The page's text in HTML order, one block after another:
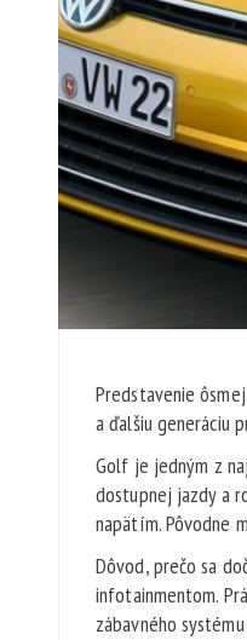
Predstavenie
a ďalšiu generáciu
Golf je jedným z
dostupnej jazdy a
napätím. Pôvodne
Dôvod, prečo sa
infotainmentom.
zábavného